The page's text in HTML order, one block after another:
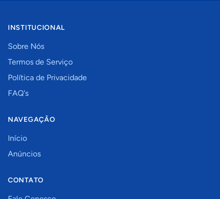
INSTITUCIONAL
Sobre Nós
Termos de Serviço
Política de Privacidade
FAQ's
NAVEGAÇÃO
Início
Anúncios
CONTATO